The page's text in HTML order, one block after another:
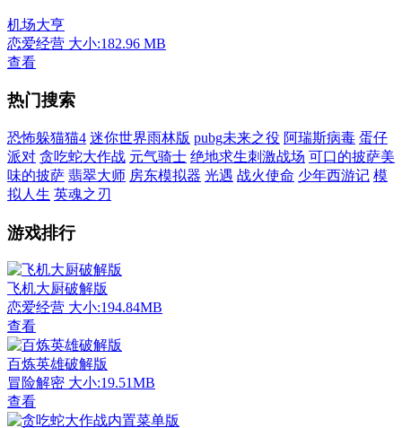
机场大亨
恋爱经营 大小:182.96 MB
查看
热门搜索
恐怖躲猫猫4 迷你世界雨林版 pubg未来之役 阿瑞斯病毒 蛋仔
派对 贪吃蛇大作战 元气骑士 绝地求生刺激战场 可口的披萨美
味的披萨 翡翠大师 房东模拟器 光遇 战火使命 少年西游记 模
拟人生 英魂之刃
游戏排行
飞机大厨破解版
恋爱经营 大小:194.84MB
查看
百炼英雄破解版
冒险解密 大小:19.51MB
查看